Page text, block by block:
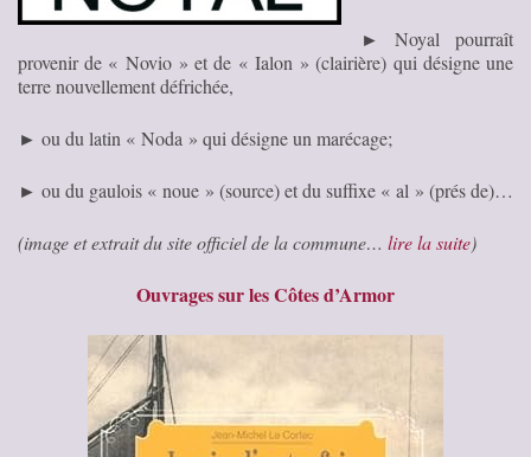
► Noyal pourraît
provenir de « Novio » et de « Ialon » (clairière) qui désigne une
terre nouvellement défrichée,
► ou du latin « Noda » qui désigne un marécage;
► ou du gaulois « noue » (source) et du suffixe « al » (prés de)…
(image et extrait du site officiel de la commune… lire la suite)
Ouvrages sur les Côtes d’Armor